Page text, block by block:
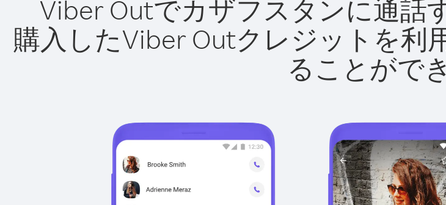
Viber Outでカザフスタンに通話
購入したViber Outクレジットを利
ることがで